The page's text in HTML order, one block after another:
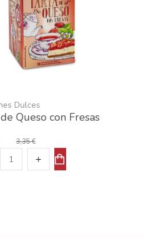
Dulces
Queso con Fresas
3,35 €